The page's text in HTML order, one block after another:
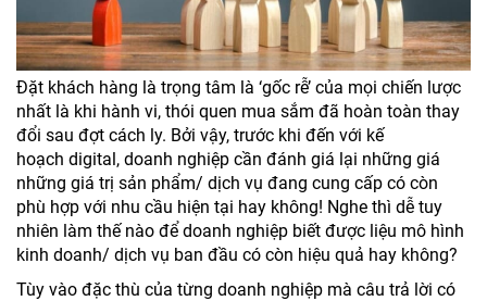
Đặt khách hàng là trọng tâm là ‘gốc rễ’ của mọi chiến lược
nhất là khi hành vi, thói quen mua sắm đã hoàn toàn thay
đổi sau đợt cách ly. Bởi vậy, trước khi đến với kế
hoạch digital, doanh nghiệp cần đánh giá lại những giá
những giá trị sản phẩm/ dịch vụ đang cung cấp có còn
phù hợp với nhu cầu hiện tại hay không! Nghe thì dễ tuy
nhiên làm thế nào để doanh nghiệp biết được liệu mô hình
kinh doanh/ dịch vụ ban đầu có còn hiệu quả hay không?
Tùy vào đặc thù của từng doanh nghiệp mà câu trả lời có